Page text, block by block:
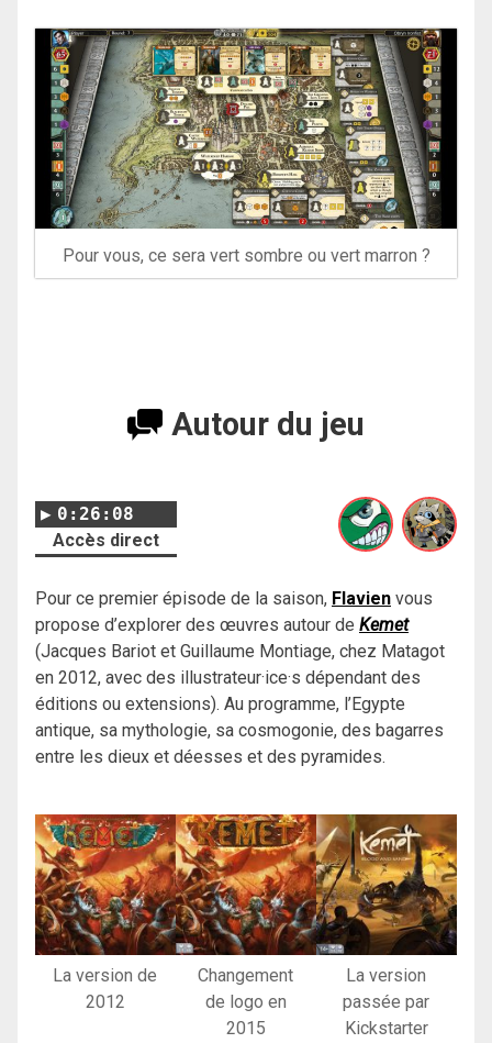
Pour vous, ce sera vert sombre ou vert marron ?
Autour du jeu
0:26:08
Accès direct
Pour ce premier épisode de la saison, Flavien vous
propose d’explorer des œuvres autour de Kemet
(Jacques Bariot et Guillaume Montiage, chez Matagot
en 2012, avec des illustrateur·ice·s dépendant des
éditions ou extensions). Au programme, l’Egypte
antique, sa mythologie, sa cosmogonie, des bagarres
entre les dieux et déesses et des pyramides.
La version de
2012
Changement
de logo en
2015
La version
passée par
Kickstarter